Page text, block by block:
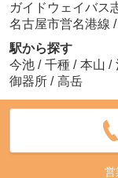
ガイドウェイバス
名古屋市営名港線 /
駅から探す
今池 / 千種 / 本山 /
御器所 / 高岳
営